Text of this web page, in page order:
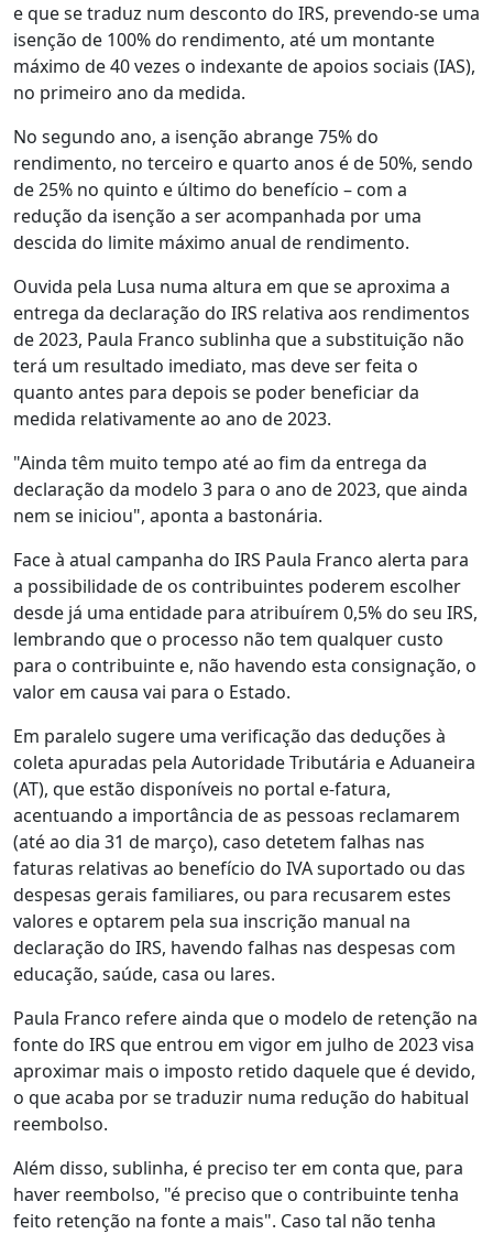
e que se traduz num desconto do IRS, prevendo-se uma
isenção de 100% do rendimento, até um montante
máximo de 40 vezes o indexante de apoios sociais (IAS),
no primeiro ano da medida.
No segundo ano, a isenção abrange 75% do
rendimento, no terceiro e quarto anos é de 50%, sendo
de 25% no quinto e último do benefício – com a
redução da isenção a ser acompanhada por uma
descida do limite máximo anual de rendimento.
Ouvida pela Lusa numa altura em que se aproxima a
entrega da declaração do IRS relativa aos rendimentos
de 2023, Paula Franco sublinha que a substituição não
terá um resultado imediato, mas deve ser feita o
quanto antes para depois se poder beneficiar da
medida relativamente ao ano de 2023.
"Ainda têm muito tempo até ao fim da entrega da
declaração da modelo 3 para o ano de 2023, que ainda
nem se iniciou", aponta a bastonária.
Face à atual campanha do IRS Paula Franco alerta para
a possibilidade de os contribuintes poderem escolher
desde já uma entidade para atribuírem 0,5% do seu IRS,
lembrando que o processo não tem qualquer custo
para o contribuinte e, não havendo esta consignação, o
valor em causa vai para o Estado.
Em paralelo sugere uma verificação das deduções à
coleta apuradas pela Autoridade Tributária e Aduaneira
(AT), que estão disponíveis no portal e-fatura,
acentuando a importância de as pessoas reclamarem
(até ao dia 31 de março), caso detetem falhas nas
faturas relativas ao benefício do IVA suportado ou das
despesas gerais familiares, ou para recusarem estes
valores e optarem pela sua inscrição manual na
declaração do IRS, havendo falhas nas despesas com
educação, saúde, casa ou lares.
Paula Franco refere ainda que o modelo de retenção na
fonte do IRS que entrou em vigor em julho de 2023 visa
aproximar mais o imposto retido daquele que é devido,
o que acaba por se traduzir numa redução do habitual
reembolso.
Além disso, sublinha, é preciso ter em conta que, para
haver reembolso, "é preciso que o contribuinte tenha
feito retenção na fonte a mais". Caso tal não tenha